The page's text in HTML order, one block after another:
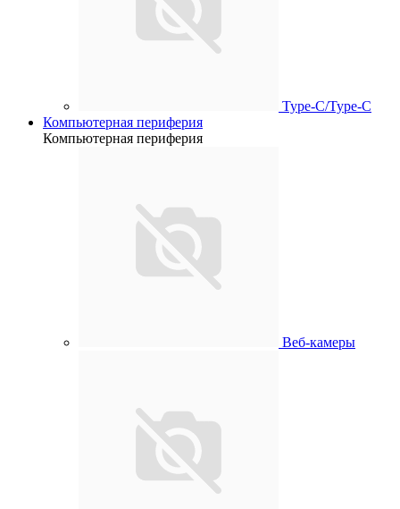
Type-C/Type-C
Компьютерная периферия
Компьютерная периферия
Веб-камеры